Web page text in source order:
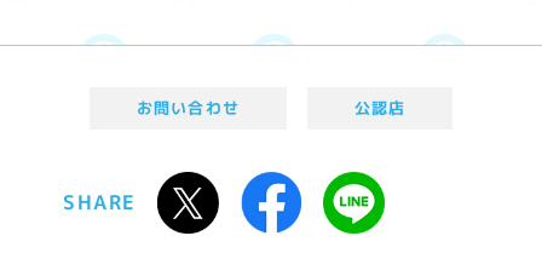
お問い合わせ 公認店
SHARE